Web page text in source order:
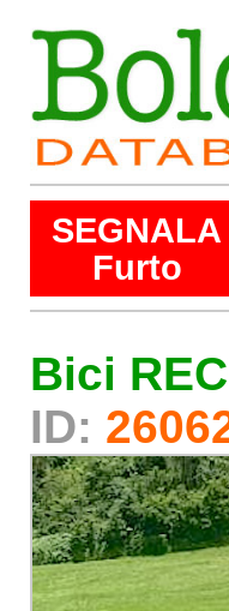
SEGNALA
Furto
Bici
ID: